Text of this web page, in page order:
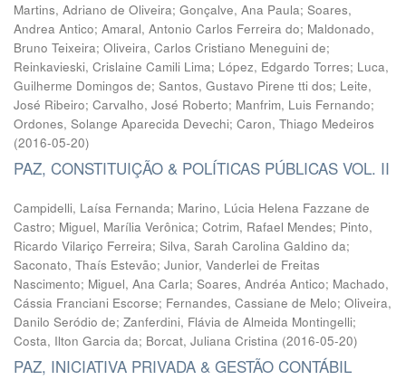
Martins, Adriano de Oliveira; Gonçalve, Ana Paula; Soares,
Andrea Antico; Amaral, Antonio Carlos Ferreira do; Maldonado,
Bruno Teixeira; Oliveira, Carlos Cristiano Meneguini de;
Reinkavieski, Crislaine Camili Lima; López, Edgardo Torres; Luca,
Guilherme Domingos de; Santos, Gustavo Pirene tti dos; Leite,
José Ribeiro; Carvalho, José Roberto; Manfrim, Luis Fernando;
Ordones, Solange Aparecida Devechi; Caron, Thiago Medeiros
(2016-05-20)
PAZ, CONSTITUIÇÃO & POLÍTICAS PÚBLICAS VOL. II
Campidelli, Laísa Fernanda; Marino, Lúcia Helena Fazzane de
Castro; Miguel, Marília Verônica; Cotrim, Rafael Mendes; Pinto,
Ricardo Vilariço Ferreira; Silva, Sarah Carolina Galdino da;
Saconato, Thaís Estevão; Junior, Vanderlei de Freitas
Nascimento; Miguel, Ana Carla; Soares, Andréa Antico; Machado,
Cássia Franciani Escorse; Fernandes, Cassiane de Melo; Oliveira,
Danilo Seródio de; Zanferdini, Flávia de Almeida Montingelli;
Costa, Ilton Garcia da; Borcat, Juliana Cristina (2016-05-20)
PAZ, INICIATIVA PRIVADA & GESTÃO CONTÁBIL